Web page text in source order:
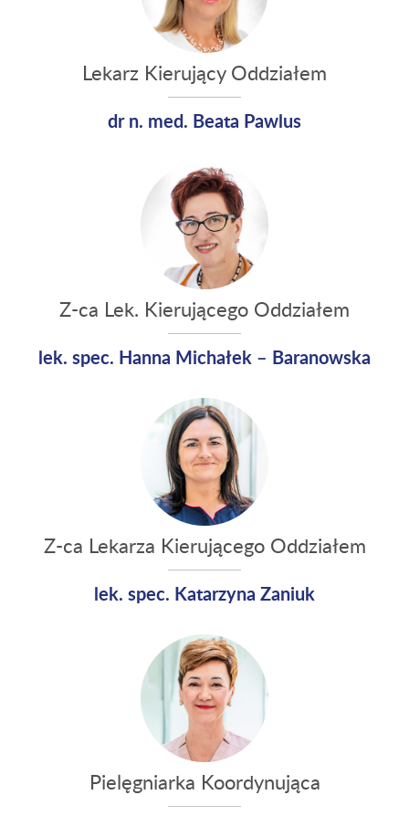
Lekarz Kierujący Oddziałem
dr n. med. Beata Pawlus
Z-ca Lek. Kierującego Oddziałem
lek. spec. Hanna Michałek – Baranowska
Z-ca Lekarza Kierującego Oddziałem
lek. spec. Katarzyna Zaniuk
Pielęgniarka Koordynująca